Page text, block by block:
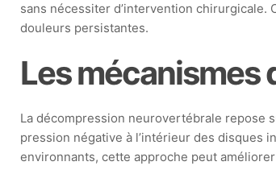
sans nécessiter d’intervention
douleurs persistantes.
Les mécanismes
La décompression neurovertébrale repose
pression négative à l’intérieur des disques
environnants, cette approche peut